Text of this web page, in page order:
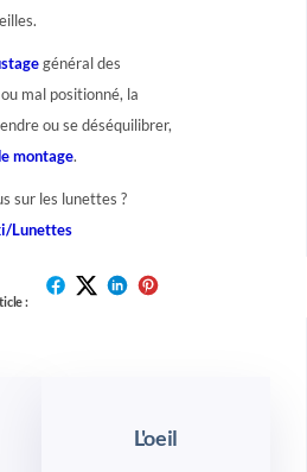
général des
mal positionné, la
ou se déséquilibrer,
montage.
sur les lunettes ?
Lunettes
:
L'oeil